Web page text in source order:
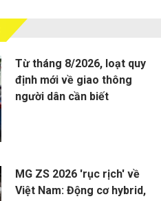
Từ tháng 8/2026, loạt quy
định mới về giao thông
người dân cần biết
MG ZS 2026 'rục rịch' về
Việt Nam: Động cơ hybrid,